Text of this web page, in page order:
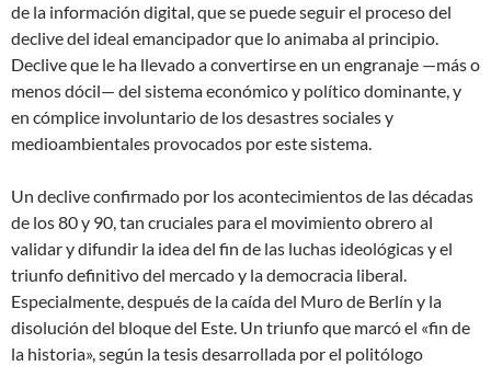
de la información digital, que se puede seguir el proceso del
declive del ideal emancipador que lo animaba al principio.
Declive que le ha llevado a convertirse en un engranaje —más o
menos dócil— del sistema económico y político dominante, y
en cómplice involuntario de los desastres sociales y
medioambientales provocados por este sistema.
Un declive confirmado por los acontecimientos de las décadas
de los 80 y 90, tan cruciales para el movimiento obrero al
validar y difundir la idea del fin de las luchas ideológicas y el
triunfo definitivo del mercado y la democracia liberal.
Especialmente, después de la caída del Muro de Berlín y la
disolución del bloque del Este. Un triunfo que marcó el «fin de
la historia», según la tesis desarrollada por el politólogo